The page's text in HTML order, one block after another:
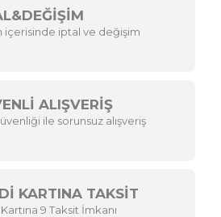
içerisinde iptal ve değişim
ALIŞVERİŞ
ile sorunsuz alışveriş
KARTINA TAKSİT
9 Taksit İmkanı